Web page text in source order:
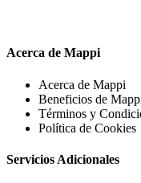
Acerca de Mappi
Acerca de Mappi
Beneficios de
Términos y
Política de Cookies
Servicios Adicionales